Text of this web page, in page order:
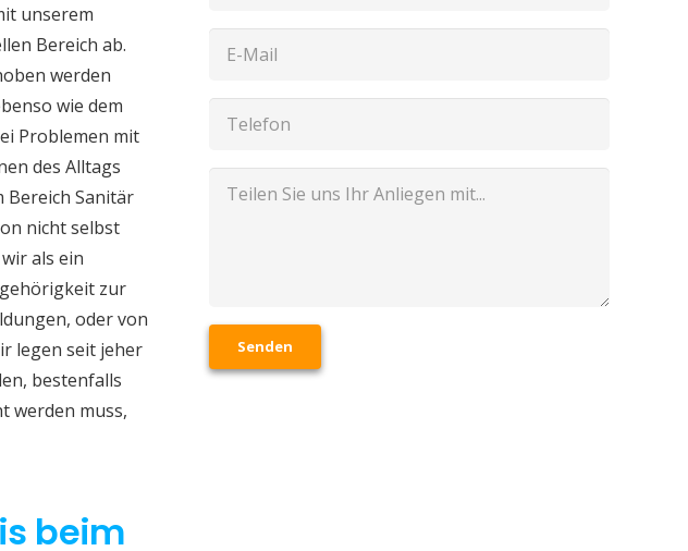
unserem
Bereich ab.
werden
wie dem
Problemen mit
des Alltags
Bereich Sanitär
nicht selbst
als ein
zur
oder von
legen seit jeher
bestenfalls
werden muss,
beim
Senden